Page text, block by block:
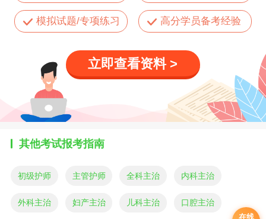
模拟试题/专项练习 高分学员备考经验
立即查看资料 >
其他考试报考指南
初级护师 主管护师 全科主治 内科主治
外科主治 妇产主治 儿科主治 口腔主治
在线